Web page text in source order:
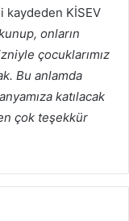
KİSEV
onların
çocuklarımız
Bu anlamda
katılacak
çok teşekkür